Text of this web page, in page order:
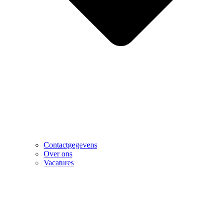
Contactgegevens
Over ons
Vacatures